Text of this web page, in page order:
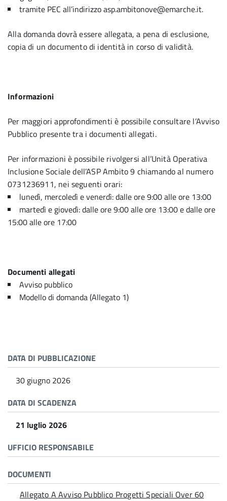
tramite PEC all’indirizzo asp.ambitonove@emarche.it.
Alla domanda dovrà essere allegata, a pena di esclusione,
copia di un documento di identità in corso di validità.
Informazioni
Per maggiori approfondimenti è possibile consultare l’Avviso
Pubblico presente tra i documenti allegati.
Per informazioni è possibile rivolgersi all’Unità Operativa
Inclusione Sociale dell’ASP Ambito 9 chiamando al numero
0731236911, nei seguenti orari:
lunedì, mercoledì e venerdì: dalle ore 9:00 alle ore 13:00
martedì e giovedì: dalle ore 9:00 alle ore 13:00 e dalle ore
15:00 alle ore 17:00
Documenti allegati
Avviso pubblico
Modello di domanda (Allegato 1)
DATA DI PUBBLICAZIONE
30 giugno 2026
DATA DI SCADENZA
21 luglio 2026
UFFICIO RESPONSABILE
DOCUMENTI
Allegato A Avviso Pubblico Progetti Speciali Over 60